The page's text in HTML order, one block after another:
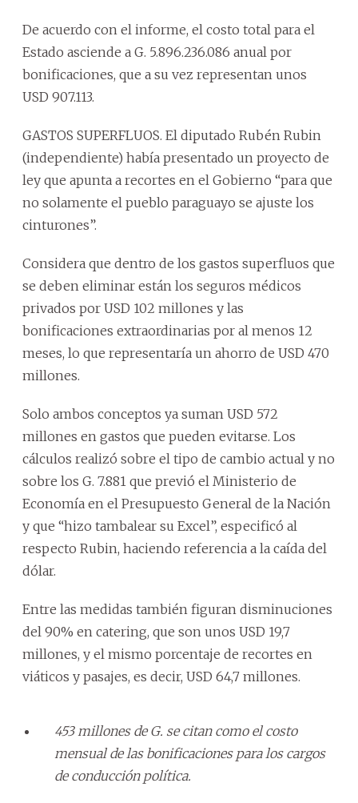
De acuerdo con el informe, el costo total para el
Estado asciende a G. 5.896.236.086 anual por
bonificaciones, que a su vez representan unos
USD 907.113.
GASTOS SUPERFLUOS. El diputado Rubén Rubin
(independiente) había presentado un proyecto de
ley que apunta a recortes en el Gobierno “para que
no solamente el pueblo paraguayo se ajuste los
cinturones”.
Considera que dentro de los gastos superfluos que
se deben eliminar están los seguros médicos
privados por USD 102 millones y las
bonificaciones extraordinarias por al menos 12
meses, lo que representaría un ahorro de USD 470
millones.
Solo ambos conceptos ya suman USD 572
millones en gastos que pueden evitarse. Los
cálculos realizó sobre el tipo de cambio actual y no
sobre los G. 7.881 que previó el Ministerio de
Economía en el Presupuesto General de la Nación
y que “hizo tambalear su Excel”, especificó al
respecto Rubin, haciendo referencia a la caída del
dólar.
Entre las medidas también figuran disminuciones
del 90% en catering, que son unos USD 19,7
millones, y el mismo porcentaje de recortes en
viáticos y pasajes, es decir, USD 64,7 millones.
453 millones de G. se citan como el costo
mensual de las bonificaciones para los cargos
de conducción política.